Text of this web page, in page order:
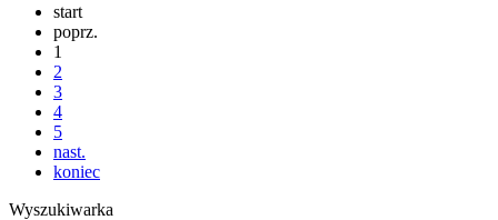
start
poprz.
1
2
3
4
5
nast.
koniec
Wyszukiwarka